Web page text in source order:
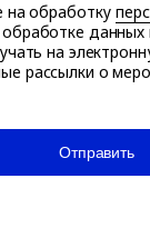
на обработку
данных
на
рассылки о
Отправить